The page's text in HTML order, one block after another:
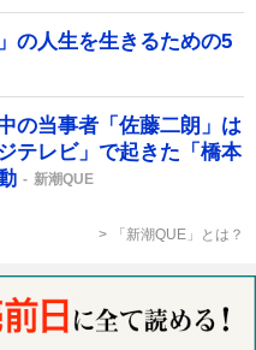
の人生を生きるための5
の当事者「佐藤二朗」は
レビ」で起きた「橋本
新潮QUE
「新潮QUE」とは？